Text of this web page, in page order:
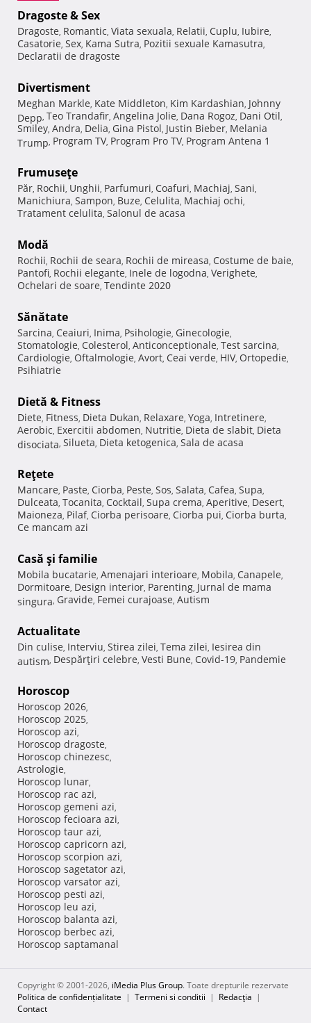
Dragoste & Sex
Dragoste, Romantic, Viata sexuala, Relatii, Cuplu, Iubire,
Casatorie, Sex, Kama Sutra, Pozitii sexuale Kamasutra,
Declaratii de dragoste
Divertisment
Meghan Markle, Kate Middleton, Kim Kardashian, Johnny
Depp, Teo Trandafir, Angelina Jolie, Dana Rogoz, Dani Otil,
Smiley, Andra, Delia, Gina Pistol, Justin Bieber, Melania
Trump, Program TV, Program Pro TV, Program Antena 1
Frumuseţe
Păr, Rochii, Unghii, Parfumuri, Coafuri, Machiaj, Sani,
Manichiura, Sampon, Buze, Celulita, Machiaj ochi,
Tratament celulita, Salonul de acasa
Modă
Rochii, Rochii de seara, Rochii de mireasa, Costume de baie,
Pantofi, Rochii elegante, Inele de logodna, Verighete,
Ochelari de soare, Tendinte 2020
Sănătate
Sarcina, Ceaiuri, Inima, Psihologie, Ginecologie,
Stomatologie, Colesterol, Anticonceptionale, Test sarcina,
Cardiologie, Oftalmologie, Avort, Ceai verde, HIV, Ortopedie,
Psihiatrie
Dietă & Fitness
Diete, Fitness, Dieta Dukan, Relaxare, Yoga, Intretinere,
Aerobic, Exercitii abdomen, Nutritie, Dieta de slabit, Dieta
disociata, Silueta, Dieta ketogenica, Sala de acasa
Reţete
Mancare, Paste, Ciorba, Peste, Sos, Salata, Cafea, Supa,
Dulceata, Tocanita, Cocktail, Supa crema, Aperitive, Desert,
Maioneza, Pilaf, Ciorba perisoare, Ciorba pui, Ciorba burta,
Ce mancam azi
Casă şi familie
Mobila bucatarie, Amenajari interioare, Mobila, Canapele,
Dormitoare, Design interior, Parenting, Jurnal de mama
singura, Gravide, Femei curajoase, Autism
Actualitate
Din culise, Interviu, Stirea zilei, Tema zilei, Iesirea din
autism, Despărţiri celebre, Vesti Bune, Covid-19, Pandemie
Horoscop
Horoscop 2026,
Horoscop 2025,
Horoscop azi,
Horoscop dragoste,
Horoscop chinezesc,
Astrologie,
Horoscop lunar,
Horoscop rac azi,
Horoscop gemeni azi,
Horoscop fecioara azi,
Horoscop taur azi,
Horoscop capricorn azi,
Horoscop scorpion azi,
Horoscop sagetator azi,
Horoscop varsator azi,
Horoscop pesti azi,
Horoscop leu azi,
Horoscop balanta azi,
Horoscop berbec azi,
Horoscop saptamanal
Copyright © 2001-2026, iMedia Plus Group. Toate drepturile rezervate
Politica de confidențialitate | Termeni si conditii | Redacţia |
Contact